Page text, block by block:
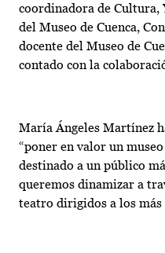
coordinadora de Cultura,
del Museo de Cuenca,
docente del Museo de
contado con la
María Ángeles Martínez
“poner en valor un
destinado a un público
queremos dinamizar a
teatro dirigidos a los más